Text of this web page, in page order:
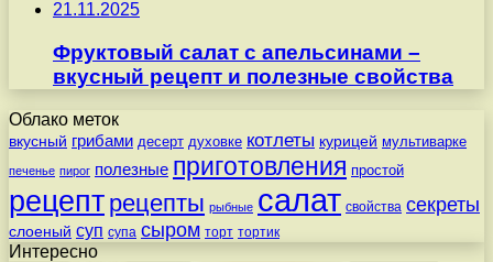
21.11.2025
Фруктовый салат с апельсинами –
вкусный рецепт и полезные свойства
Облако меток
вкусный грибами десерт духовке котлеты курицей мультиварке
печенье пирог полезные приготовления простой
рецепт рецепты рыбные салат свойства секреты
слоеный суп супа сыром торт тортик
Интересно